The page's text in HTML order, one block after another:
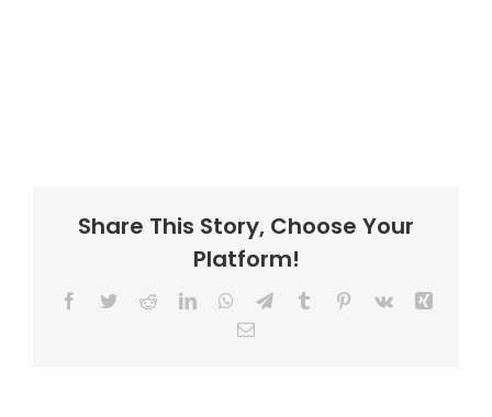
Share This Story, Choose Your
Platform!
Facebook
TwitterRedditLinkedInWhatsApp
TelegramTumblr Pinterest
Vk
Email